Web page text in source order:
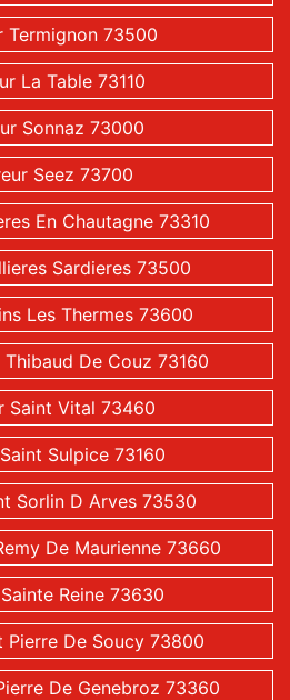
Termignon 73500
La Table 73110
Sonnaz 73000
Seez 73700
En Chautagne 73310
Sardieres 73500
Les Thermes 73600
De Couz 73160
Saint Vital 73460
Sulpice 73160
Sorlin D Arves 73530
De Maurienne 73660
Reine 73630
Pierre De Soucy 73800
De Genebroz 73360